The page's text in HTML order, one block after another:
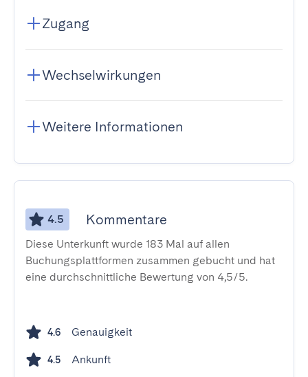
Zugang
Wechselwirkungen
Weitere Informationen
4.5 Kommentare
Diese Unterkunft wurde 183 Mal auf allen
Buchungsplattformen zusammen gebucht und hat
eine durchschnittliche Bewertung von 4,5/5.
4.6 Genauigkeit
4.5 Ankunft